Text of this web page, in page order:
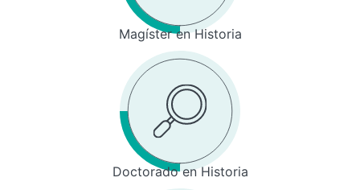
Magíster en Historia
Doctorado en Historia